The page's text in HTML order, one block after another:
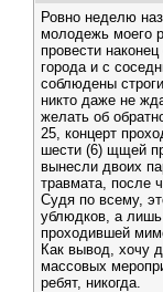
Ровно неделю
молодежь моего
провести
города и с
соблюдены
никто даже не
желать об
25, концерт
шести (6) щщей
вынесли двоих
травмата, после
Судя по всему,
ублюдков, а
проходившей
Как вывод, хочу
массовых
ребят, никогда.